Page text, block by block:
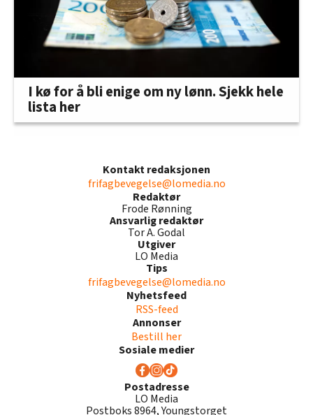
I kø for å bli enige om ny lønn. Sjekk hele
lista her
Kontakt redaksjonen
frifagbevegelse@lomedia.no
Redaktør
Frode Rønning
Ansvarlig redaktør
Tor A. Godal
Utgiver
LO Media
Tips
frifagbevegelse@lomedia.no
Nyhetsfeed
RSS-feed
Annonser
Bestill her
Sosiale medier
Postadresse
LO Media
Postboks 8964, Youngstorget